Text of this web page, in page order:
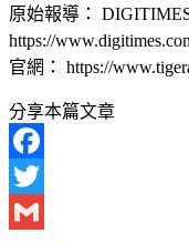
原始報導：
https://
官網： https://
分享本篇文章
Facebook
Twitter